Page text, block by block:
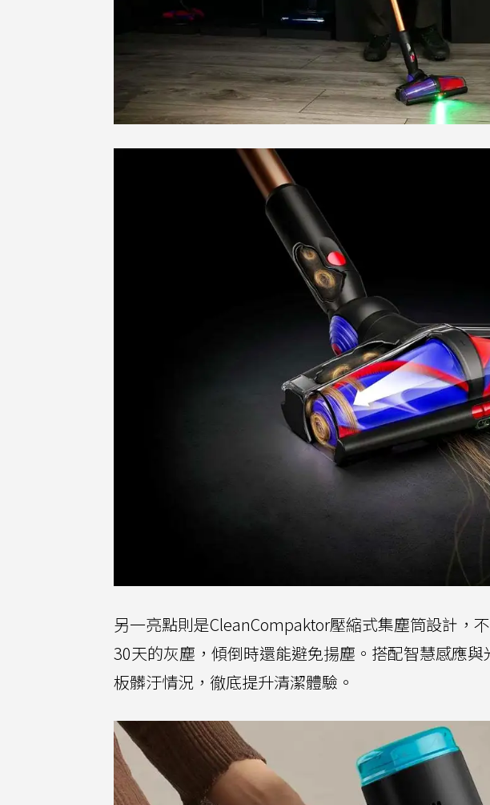
另一亮點則是CleanCompaktor壓縮式集塵筒設計，
30天的灰塵，傾倒時還能避免揚塵。搭配智慧感應
板髒汙情況，徹底提升清潔體驗。